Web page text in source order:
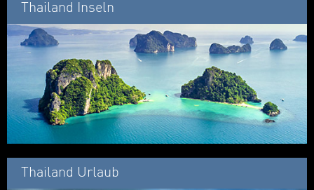
Thailand Inseln
Thailand Urlaub